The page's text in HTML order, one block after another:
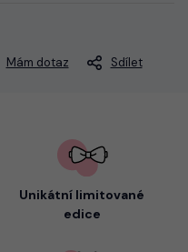
Mám dotaz Sdílet
Unikátní limitované
edice